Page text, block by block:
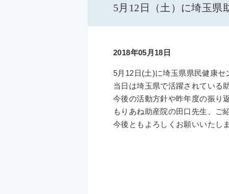
5月12日（土）に埼玉県
2018年05月18日
5月12日(土)に埼玉県県民健康セ
当日は埼玉県で活躍されている
今後の活動方針や昨年度の振り
もりあね助産院の田口先生、ご
今後ともよろしくお願いいたしま